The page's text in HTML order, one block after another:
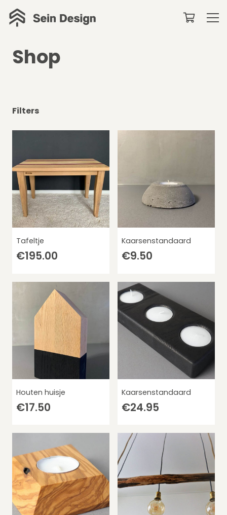
Shop
Filters
Tafeltje
€195.00
Kaarsenstandaard
€9.50
Houten huisje
€17.50
Kaarsenstandaard
€24.95